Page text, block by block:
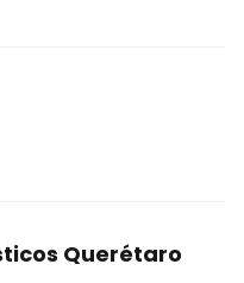
Querétaro